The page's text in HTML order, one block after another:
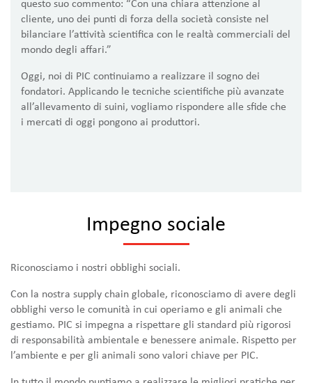
questo suo commento: “Con una chiara attenzione al
cliente, uno dei punti di forza della società consiste nel
bilanciare l’attività scientifica con le realtà commerciali del
mondo degli affari.”
Oggi, noi di PIC continuiamo a realizzare il sogno dei
fondatori. Applicando le tecniche scientifiche più avanzate
all’allevamento di suini, vogliamo rispondere alle sfide che
i mercati di oggi pongono ai produttori.
Impegno sociale
Riconosciamo i nostri obblighi sociali.
Con la nostra supply chain globale, riconosciamo di avere degli
obblighi verso le comunità in cui operiamo e gli animali che
gestiamo. PIC si impegna a rispettare gli standard più rigorosi
di responsabilità ambientale e benessere animale. Rispetto per
l’ambiente e per gli animali sono valori chiave per PIC.